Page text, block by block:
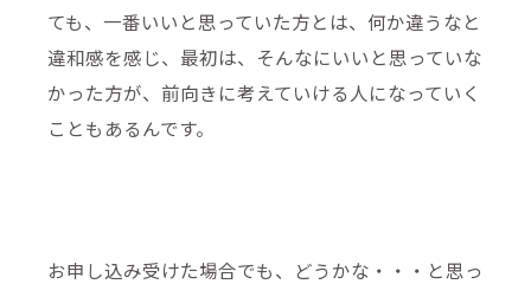
ても、一番いいと思っていた方とは、何か違うなと
違和感を感じ、最初は、そんなにいいと思っていな
かった方が、前向きに考えていける人になっていく
こともあるんです。
お申し込み受けた場合でも、どうかな・・・と思っ